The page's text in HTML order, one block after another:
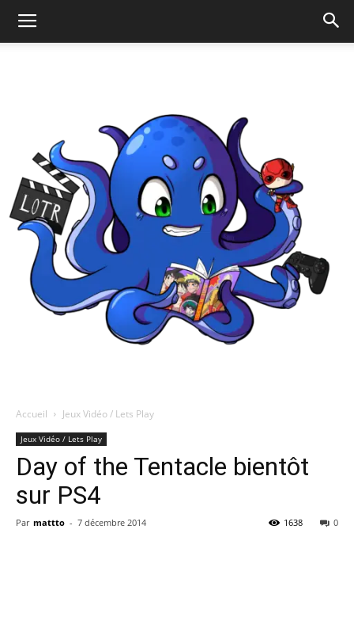
Accueil Jeux Vidéo / Lets Play
Jeux Vidéo / Lets Play
Day of the Tentacle bientôt
sur PS4
Par mattto - 7 décembre 2014 0
1638